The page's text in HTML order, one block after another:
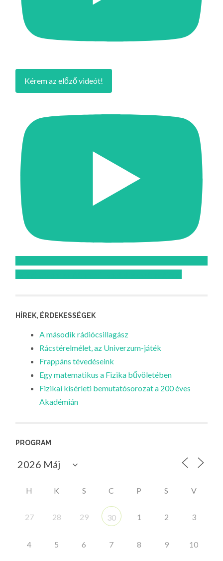
Kérem az előző videót!
HÍREK, ÉRDEKESSÉGEK
A második rádiócsillagász
Rácstérelmélet, az Univerzum-játék
Frappáns tévedéseink
Egy matematikus a Fizika bűvöletében
Fizikai kísérleti bemutatósorozat a 200 éves
Akadémián
PROGRAM
H K S C P S V
27 28 29 30 1 2 3
4 5 6 7 8 9 10